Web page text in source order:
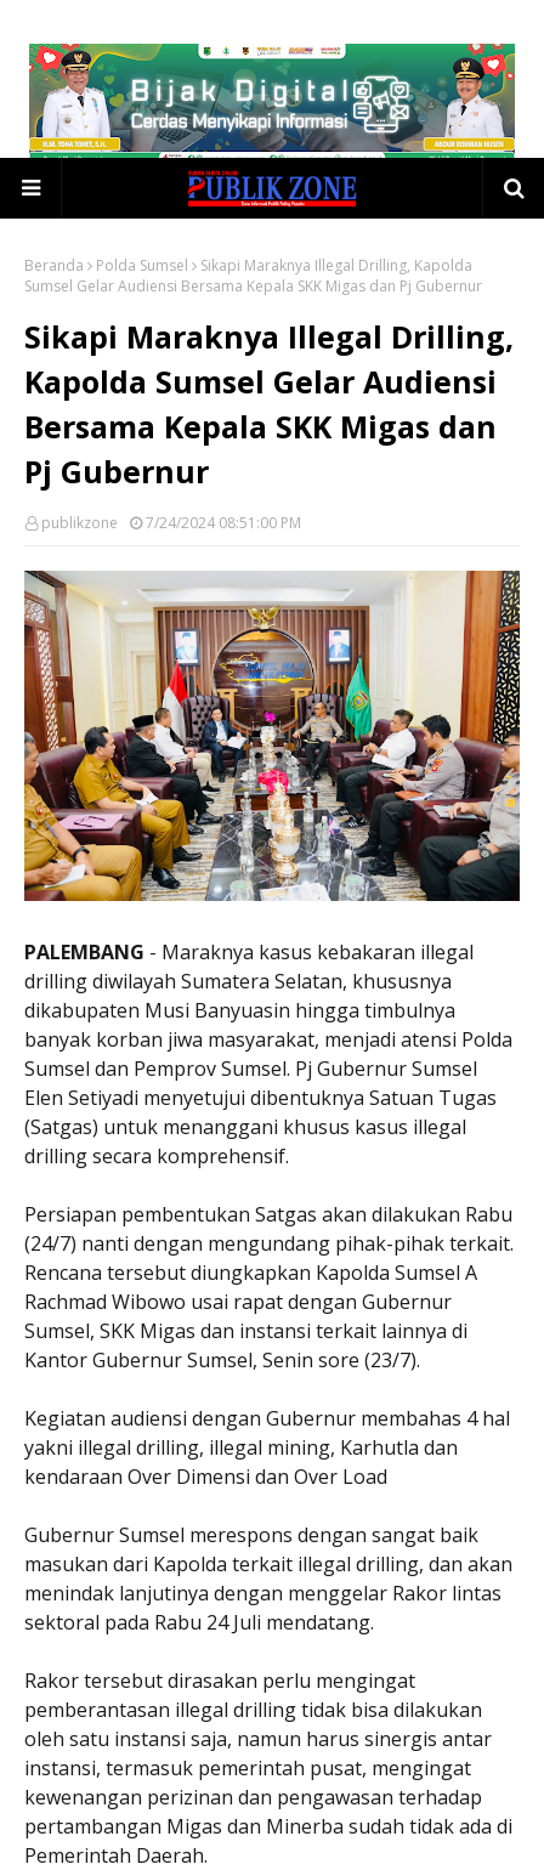
Beranda Polda Sumsel
Sikapi Maraknya Illegal Drilling, Kapolda
Sumsel Gelar Audiensi Bersama Kepala SKK Migas dan Pj Gubernur
Sikapi Maraknya Illegal Drilling,
Kapolda Sumsel Gelar Audiensi
Bersama Kepala SKK Migas dan
Pj Gubernur
publikzone 7/24/2024 08:51:00 PM
PALEMBANG - Maraknya kasus kebakaran illegal
drilling diwilayah Sumatera Selatan, khususnya
dikabupaten Musi Banyuasin hingga timbulnya
banyak korban jiwa masyarakat, menjadi atensi Polda
Sumsel dan Pemprov Sumsel. Pj Gubernur Sumsel
Elen Setiyadi menyetujui dibentuknya Satuan Tugas
(Satgas) untuk menanggani khusus kasus illegal
drilling secara komprehensif.
Persiapan pembentukan Satgas akan dilakukan Rabu
(24/7) nanti dengan mengundang pihak-pihak terkait.
Rencana tersebut diungkapkan Kapolda Sumsel A
Rachmad Wibowo usai rapat dengan Gubernur
Sumsel, SKK Migas dan instansi terkait lainnya di
Kantor Gubernur Sumsel, Senin sore (23/7).
Kegiatan audiensi dengan Gubernur membahas 4 hal
yakni illegal drilling, illegal mining, Karhutla dan
kendaraan Over Dimensi dan Over Load
Gubernur Sumsel merespons dengan sangat baik
masukan dari Kapolda terkait illegal drilling, dan akan
menindak lanjutinya dengan menggelar Rakor lintas
sektoral pada Rabu 24 Juli mendatang.
Rakor tersebut dirasakan perlu mengingat
pemberantasan illegal drilling tidak bisa dilakukan
oleh satu instansi saja, namun harus sinergis antar
instansi, termasuk pemerintah pusat, mengingat
kewenangan perizinan dan pengawasan terhadap
pertambangan Migas dan Minerba sudah tidak ada di
Pemerintah Daerah.